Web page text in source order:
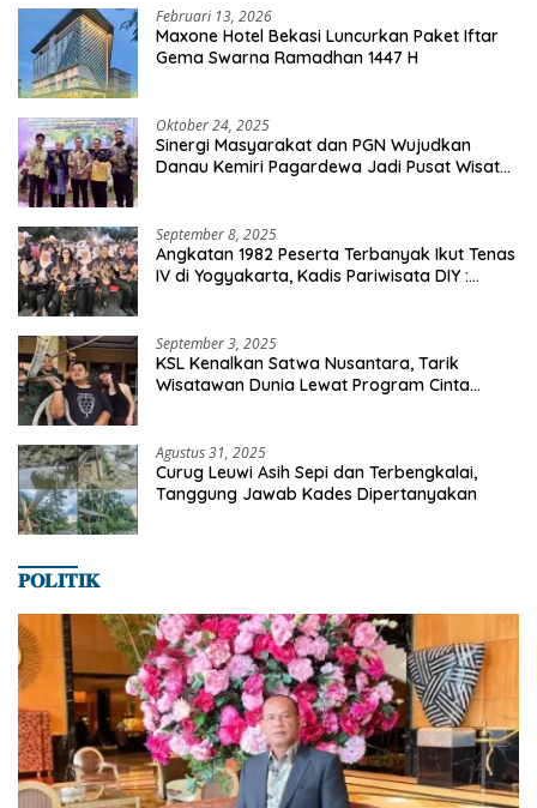
Februari 13, 2026
Maxone Hotel Bekasi Luncurkan Paket Iftar
Gema Swarna Ramadhan 1447 H
Oktober 24, 2025
Sinergi Masyarakat dan PGN Wujudkan
Danau Kemiri Pagardewa Jadi Pusat Wisata
September 8, 2025
Angkatan 1982 Peserta Terbanyak Ikut Tenas
IV di Yogyakarta, Kadis Pariwisata DIY :
September 3, 2025
KSL Kenalkan Satwa Nusantara, Tarik
Wisatawan Dunia Lewat Program Cinta
Agustus 31, 2025
Curug Leuwi Asih Sepi dan Terbengkalai,
Tanggung Jawab Kades Dipertanyakan
𝐏𝐎𝐋𝐈𝐓𝐈𝐊